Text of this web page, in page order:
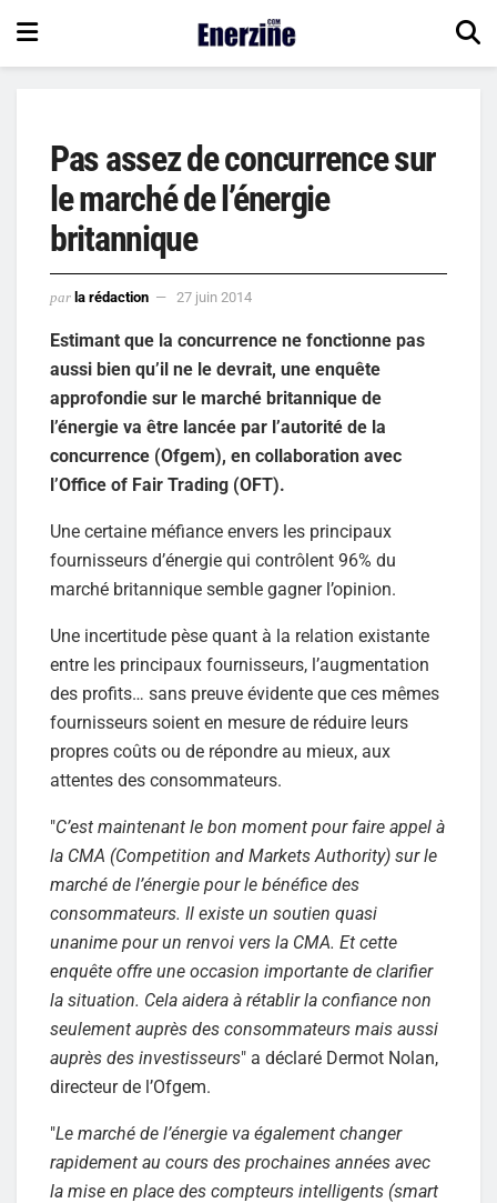
Pas assez de concurrence sur
le marché de l’énergie
britannique
par la rédaction 27 juin 2014
Estimant que la concurrence ne fonctionne pas
aussi bien qu’il ne le devrait, une enquête
approfondie sur le marché britannique de
l’énergie va être lancée par l’autorité de la
concurrence (Ofgem), en collaboration avec
l’Office of Fair Trading (OFT).
Une certaine méfiance envers les principaux
fournisseurs d’énergie qui contrôlent 96% du
marché britannique semble gagner l’opinion.
Une incertitude pèse quant à la relation existante
entre les principaux fournisseurs, l’augmentation
des profits… sans preuve évidente que ces mêmes
fournisseurs soient en mesure de réduire leurs
propres coûts ou de répondre au mieux, aux
attentes des consommateurs.
"C’est maintenant le bon moment pour faire appel à
la CMA (Competition and Markets Authority) sur le
marché de l’énergie pour le bénéfice des
consommateurs. Il existe un soutien quasi
unanime pour un renvoi vers la CMA. Et cette
enquête offre une occasion importante de clarifier
la situation. Cela aidera à rétablir la confiance non
seulement auprès des consommateurs mais aussi
auprès des investisseurs" a déclaré Dermot Nolan,
directeur de l’Ofgem.
"Le marché de l’énergie va également changer
rapidement au cours des prochaines années avec
la mise en place des compteurs intelligents (smart